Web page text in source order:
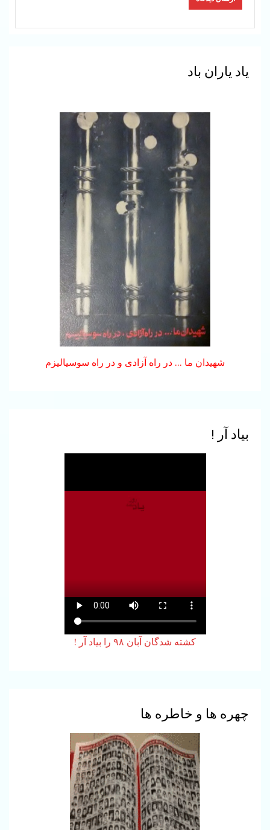
یاد یاران باد
شهیدان ما ... در راه آزادی و در راه سوسیالیزم
بیاد آر !
کشته شدگان آبان ۹۸ را بیاد آر !
چهره ها و خاطره ها
(قسمت سوم )
بیانیه هیئت هماهنگی نهادهای
چپ و دمکراتیک در باره
تفاهم‌نامه جمهوری اسلامی و
نگاهی به دو منظومه‌ی «آواز
نگاهی به آرا، تناقضات و تغییر
نظرات رزا لوکزامبورگ در پرتو
“یادداشت‌های انقلاب روسیه”